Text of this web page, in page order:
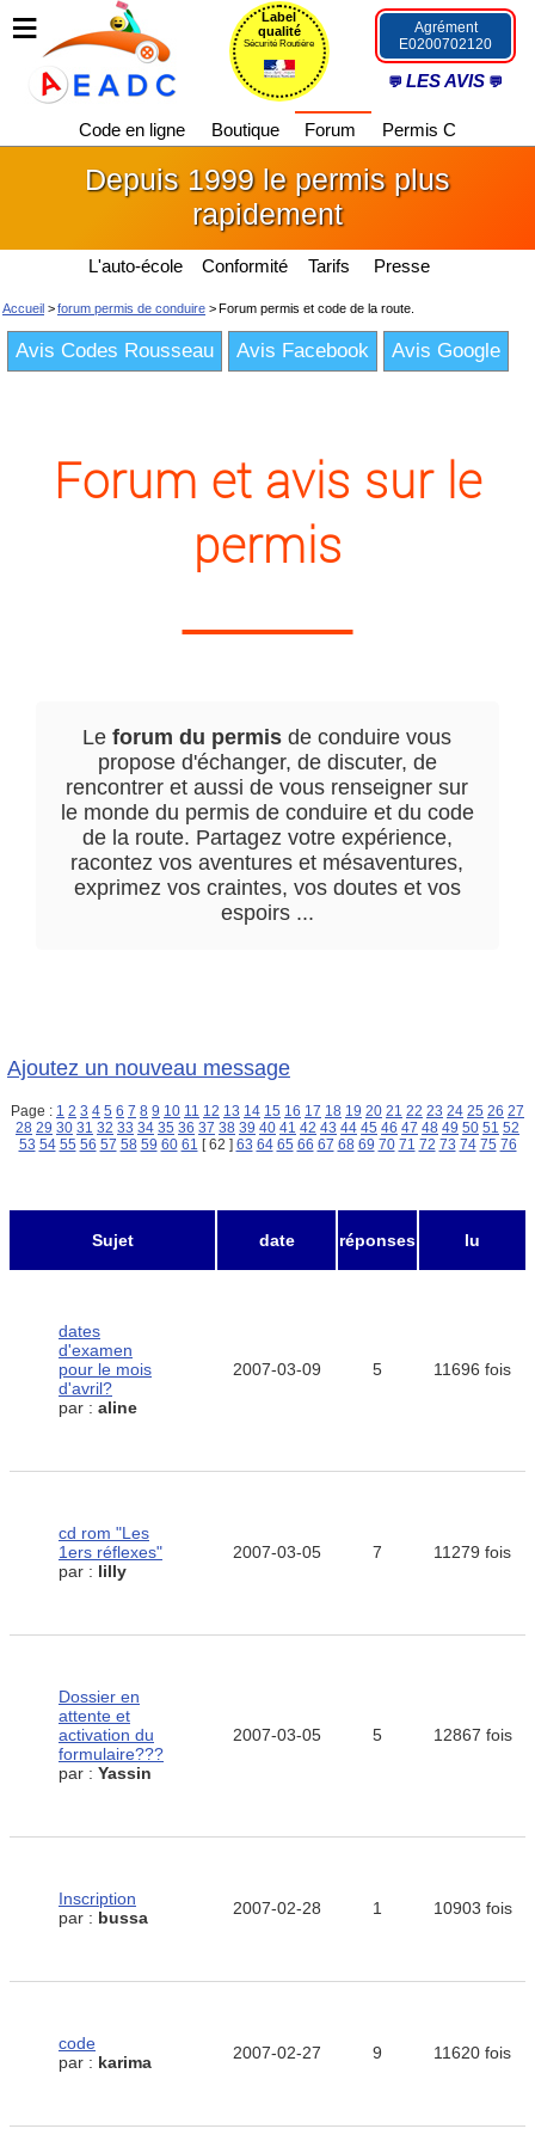
Label
qualité
Sécurité Routière
Agrément
E0200702120
LES AVIS
Code en ligne Boutique Forum Permis C
Depuis 1999 le permis plus
rapidement
L'auto-école Conformité Tarifs Presse
Accueil >forum permis de conduire >Forum permis et code de la route.
Avis Codes Rousseau Avis Facebook Avis Google
Forum et avis sur le
permis
Leforum du permis de conduire vous
propose d'échanger, de discuter, de
rencontrer et aussi de vous renseigner sur
le monde du permis de conduire et du code
de la route. Partagez votre expérience,
racontez vos aventures et mésaventures,
exprimez vos craintes, vos doutes et vos
espoirs ...
Ajoutez un nouveau message
Page : 1 2 3 4 5 6 7 8 9 10 11 12 13 14 15 16 17 18 19 20 21 22 23 24 25 26 27
28 29 30 31 32 33 34 35 36 37 38 39 40 41 42 43 44 45 46 47 48 49 50 51 52
53 54 55 56 57 58 59 60 61 [ 62 ] 63 64 65 66 67 68 69 70 71 72 73 74 75 76
Sujet date réponses lu
dates
d'examen
pour le mois
d'avril?
par : aline
2007-03-09 5 11696 fois
cd rom "Les
1ers réflexes"
par : lilly
2007-03-05 7 11279 fois
Dossier en
attente et
activation du
formulaire???
par : Yassin
2007-03-05 5 12867 fois
Inscription
par : bussa 2007-02-28 1 10903 fois
code
par : karima 2007-02-27 9 11620 fois